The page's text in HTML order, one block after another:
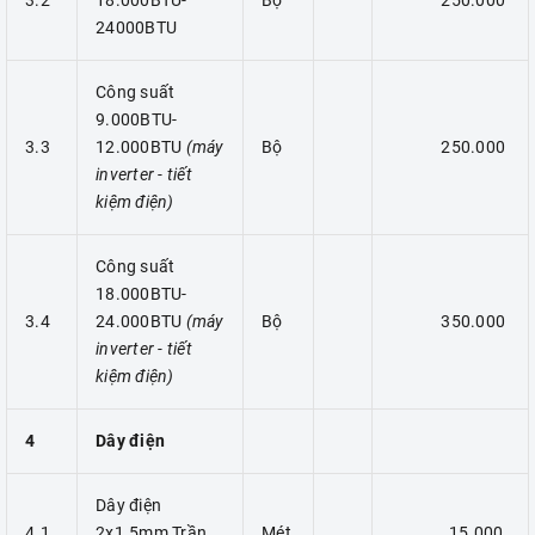
24000BTU
3.3
Công suất
9.000BTU-
12.000BTU (máy
inverter - tiết
kiệm điện)
Bộ 250.000
3.4
Công suất
18.000BTU-
24.000BTU (máy
inverter - tiết
kiệm điện)
Bộ 350.000
4 Dây điện
Dây điện